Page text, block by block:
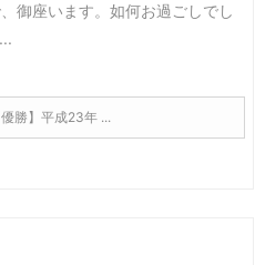
御座います。 如何お過ごしでし
勝】平成23年 ...